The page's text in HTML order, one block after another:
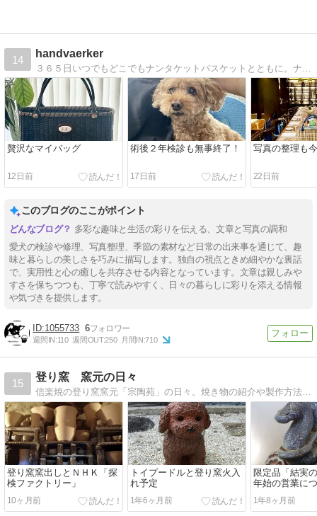
14
handvaerker
贅沢なマイバッグ
12日前
術後２年検診も無事終了！
17日前
写真の整理も
22日前
このブログのここがポイント
多彩な趣味と生活の彩りを伝える、文章と写真の調和
愛犬の検診や修理、写真整理、季節の素材など日常の出来事を通じて、趣
味と暮らしの美しさを巧みに描写します。独自の視点ときめ細やかな裏話
で、実用性と心の癒しを共存させる内容となっています。文章は親しみや
すさを保ちつつも、丁寧で読みやすく、日々の暮らしに彩りを添える情報
や気づきを提供します。
1055733 6
週間IN:110 週間OUT:250 月間IN:710
15
登り窯 窯元の日々
信楽焼の登り窯窯元「宗陶苑」の日々。焼き物の紹介や製作方法、窯焚きなどをお送りします。
登り窯窯出しとＮＨＫ「探
検ファクトリー」
10ヶ月前
トイプードルと登り窯火入
れ予定
1年6ヶ月前
限定品「結実
年始の営業に
1年8ヶ月前